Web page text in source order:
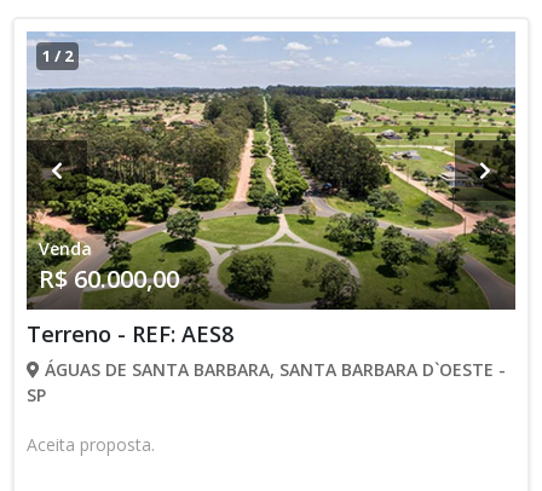
1 / 2
Venda
R$ 60.000,00
Terreno - REF: AES8
ÁGUAS DE SANTA BARBARA, SANTA BARBARA D`OESTE -
SP
Aceita proposta.